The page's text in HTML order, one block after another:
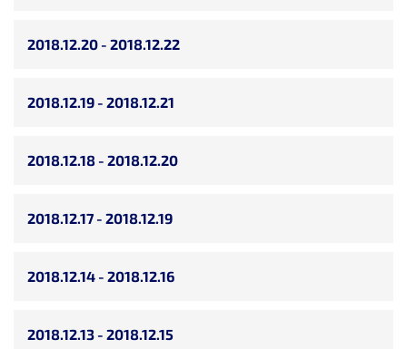
2018.12.13 - 2018.12.15
2018.12.14 - 2018.12.16
2018.12.17 - 2018.12.19
2018.12.18 - 2018.12.20
2018.12.19 - 2018.12.21
2018.12.20 - 2018.12.22